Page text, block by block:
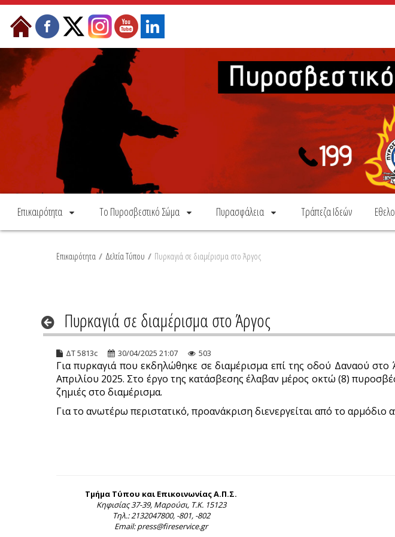
Skip to Content
Επικαιρότητα Το Πυροσβεστικό Σώμα Πυρασφάλεια Τράπεζα Ιδεών
Επικαιρότητα / Δελτία Τύπου / Πυρκαγιά σε διαμέρισμα στο Άργος
Πυρκαγιά σε διαμέρισμα στο Άργος
ΔΤ 5813c 30/04/2025 21:07 503
Για πυρκαγιά που εκδηλώθηκε σε διαμέρισμα επί της οδού Δαναού
Απριλίου 2025. Στο έργο της κατάσβεσης έλαβαν μέρος οκτώ (8)
ζημιές στο διαμέρισμα.
Για το ανωτέρω περιστατικό, προανάκριση διενεργείται από το αρμόδιο
Τμήμα Τύπου και Επικοινωνίας Α.Π.Σ.
Κηφισίας 37-39, Μαρούσι, Τ.Κ. 15123
Τηλ.: 2132047800, -801, -802
Email: press@fireservice.gr